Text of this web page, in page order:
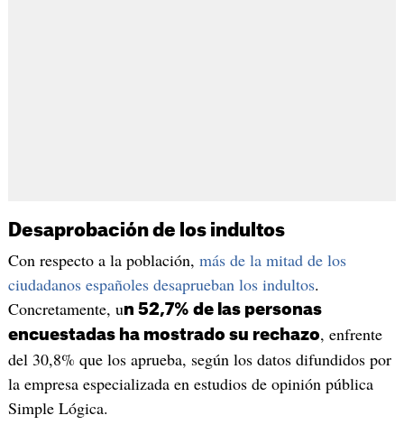
Desaprobación de los indultos
Con respecto a la población, más de la mitad de los
ciudadanos españoles desaprueban los indultos.
Concretamente, un 52,7% de las personas
encuestadas ha mostrado su rechazo, enfrente
del 30,8% que los aprueba, según los datos difundidos por
la empresa especializada en estudios de opinión pública
Simple Lógica.